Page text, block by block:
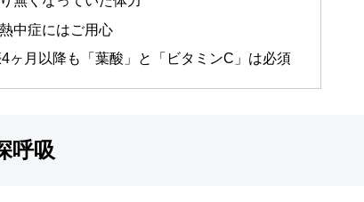
中症にはご用心
ヶ月以降も「葉酸」と「ビタミンC」は必須
呼吸